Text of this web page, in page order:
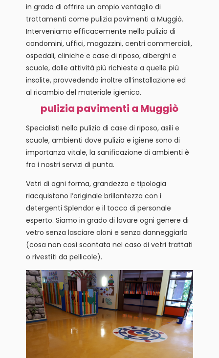
in grado di offrire un ampio ventaglio di
trattamenti come pulizia pavimenti a Muggiò.
Interveniamo efficacemente nella pulizia di
condomini, uffici, magazzini, centri commerciali,
ospedali, cliniche e case di riposo, alberghi e
scuole, dalle attività più richieste a quelle più
insolite, provvedendo inoltre all’installazione ed
al ricambio del materiale igienico.
pulizia pavimenti a Muggiò
Specialisti nella pulizia di case di riposo, asili e
scuole, ambienti dove pulizia e igiene sono di
importanza vitale, la sanificazione di ambienti è
fra i nostri servizi di punta.
Vetri di ogni forma, grandezza e tipologia
riacquistano l’originale brillantezza con i
detergenti Splendor e il tocco di personale
esperto. Siamo in grado di lavare ogni genere di
vetro senza lasciare aloni e senza danneggiarlo
(cosa non così scontata nel caso di vetri trattati
o rivestiti da pellicole).